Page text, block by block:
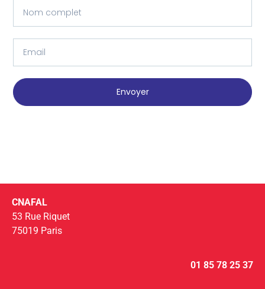
Envoyer
CNAFAL
53 Rue Riquet
75019 Paris
01 85 78 25 37